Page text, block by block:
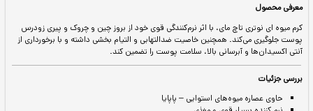
مقدار و وزن:📦 200 و 75 میل
مــــخصـــوص:✅ پوست خیلی خشک